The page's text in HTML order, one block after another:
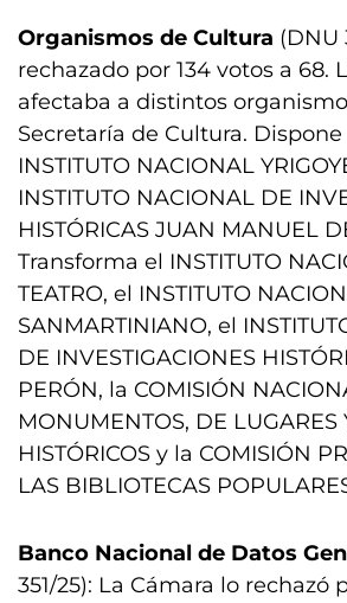
Organismos de Cultura (DNU
rechazado por 134 votos a 68.
afectaba a distintos
Secretaría de Cultura.
INSTITUTO NACIONAL
INSTITUTO NACIONAL DE
HISTÓRICAS JUAN MANUEL
Transforma el INSTITUTO
TEATRO, el INSTITUTO
SANMARTINIANO, el
DE INVESTIGACIONES
PERÓN, la COMISIÓN
MONUMENTOS, DE LUGARES
HISTÓRICOS y la COMISIÓN
LAS BIBLIOTECAS
Banco Nacional de Datos
351/25): La Cámara lo rechazó